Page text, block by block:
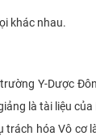
khác nhau.
Y-Dược
là tài liệu
trách hóa Vô cơ